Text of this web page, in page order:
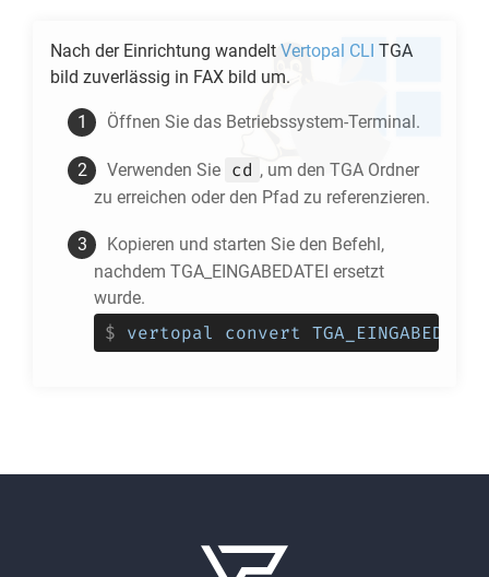
Nach der Einrichtung wandelt Vertopal CLI TGA
bild zuverlässig in FAX bild um.
Öffnen Sie das Betriebssystem-Terminal.
Verwenden Sie cd , um den TGA Ordner
zu erreichen oder den Pfad zu referenzieren.
Kopieren und starten Sie den Befehl,
nachdem TGA_EINGABEDATEI ersetzt
wurde.
$ vertopal convert